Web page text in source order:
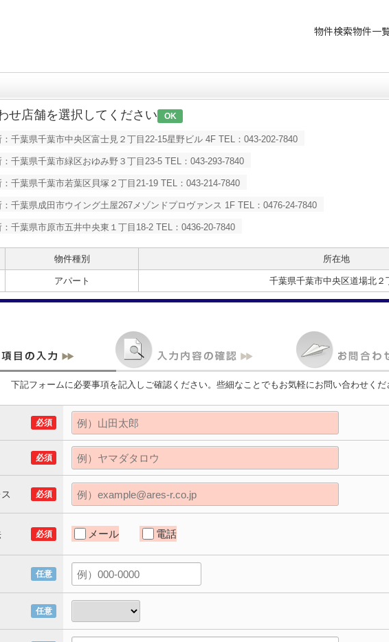
物件検索物件一
せ店舗を選択してください OK
：千葉県千葉市中央区富士見２丁目22-15星野ビル 4F TEL：043-202-7840
：千葉県千葉市緑区おゆみ野３丁目23-5 TEL：043-293-7840
：千葉県千葉市若葉区貝塚２丁目21-19 TEL：043-214-7840
：千葉県成田市ウイング土屋267メゾンドプロヴァンス 1F TEL：0476-24-7840
：千葉県市原市五井中央東１丁目18-2 TEL：0436-20-7840
物件種別 所在地
アパート 千葉県千葉市中央区道場北２
下記フォームに必要事項を記入しご確認ください。些細なことでもお気軽にお問い合わせくだ
必須
必須
必須
必須 メール 電話
任意
任意